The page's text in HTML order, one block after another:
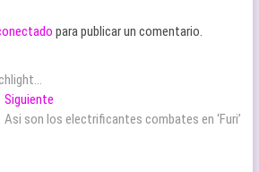
para publicar un comentario.
Siguiente
siguiente:
Asi son los electrificantes combates en ‘Furi’